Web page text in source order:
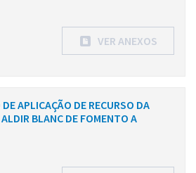
VER ANEXOS
APLICAÇÃO DE RECURSO DA
BLANC DE FOMENTO A